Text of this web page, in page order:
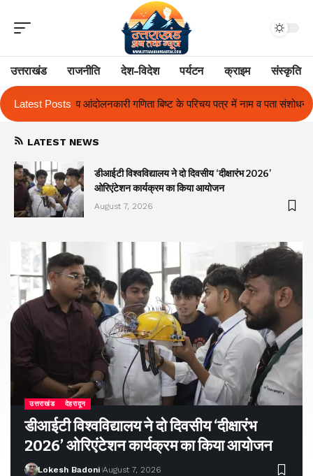
उत्तराखंड राजनीति देश-विदेश पर्यटन क्राइम संस्कृति
Latest Posts
गणिता बिष्ट के परिचय पत्र में नाम व पता संशोधन का प्रकरण का हुआ समाधान
LATEST NEWS
डीआईटी विश्वविद्यालय ने दो दिवसीय ‘दीक्षारंभ 2026’
ओरिएंटेशन कार्यक्रम का किया आयोजन
August 7, 2026
उत्तराखंड देहरादून
डीआईटी विश्वविद्यालय ने दो दिवसीय ‘दीक्षारंभ
2026’ ओरिएंटेशन कार्यक्रम का किया आयोजन
Lokesh Badoni August 7, 2026